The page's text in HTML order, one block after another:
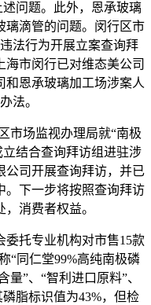
问题。此外，恩承玻璃
璃滴管的问题。闵行区市
法行为开展立案查询拜
市闵行已对维态美公司
和恩承玻璃加工场涉案人
法。
场监视办理局就“南极
结合查询拜访组进驻涉
公司开展查询拜访，并已
。下一步将按照查询拜访
消费者权益。
托专业机构对市售15款
“同仁堂99%高纯南极磷
”、“智利进口原料”、
磷脂标识值为43%，但检